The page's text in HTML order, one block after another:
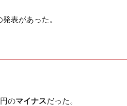
表があった。
のマイナスだった。